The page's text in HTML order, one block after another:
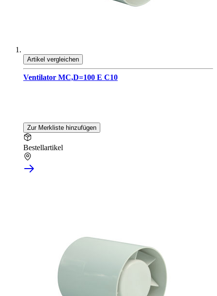
Artikel vergleichen
Ventilator MC,D=100 E C10
Zur Merkliste hinzufügen
Bestellartikel